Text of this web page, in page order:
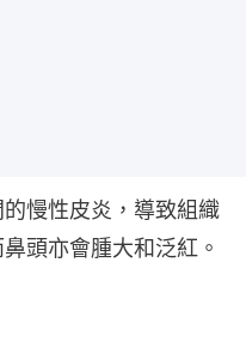
慢性皮炎，導致組織
頭亦會腫大和泛紅。